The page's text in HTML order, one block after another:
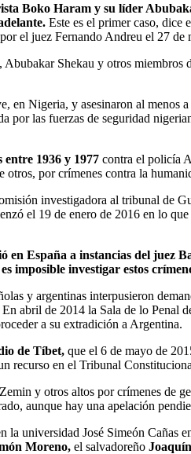
Boko Haram y su líder
Este es el primer caso, dice
el juez Fernando Andreu el 27 de
Shekau y otros miembros
en Nigeria, y asesinaron al
por las fuerzas de seguridad
1936 y 1977 contra el policía
por crímenes contra la
investigadora al tribunal de
el 19 de enero de 2016 en lo
España a instancias del juez
imposible investigar estos
y argentinas interpusieron
abril de 2014 la Sala de lo
a su extradición a Argentina.
de Tíbet, que el 6 de mayo de
recurso en el Tribunal
y otros altos por crímenes de
aunque hay una apelación
la universidad José Simeón
Moreno, el salvadoreño